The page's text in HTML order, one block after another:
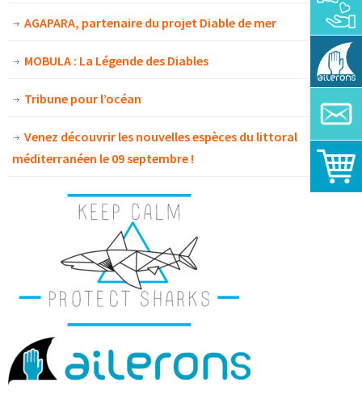
AGAPARA, partenaire du projet Diable de mer
MOBULA : La Légende des Diables
Tribune pour l’océan
Venez découvrir les nouvelles espèces du littoral
méditerranéen le 09 septembre !